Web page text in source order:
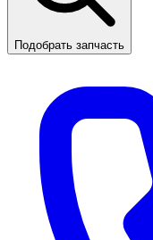
Подобрать запчасть